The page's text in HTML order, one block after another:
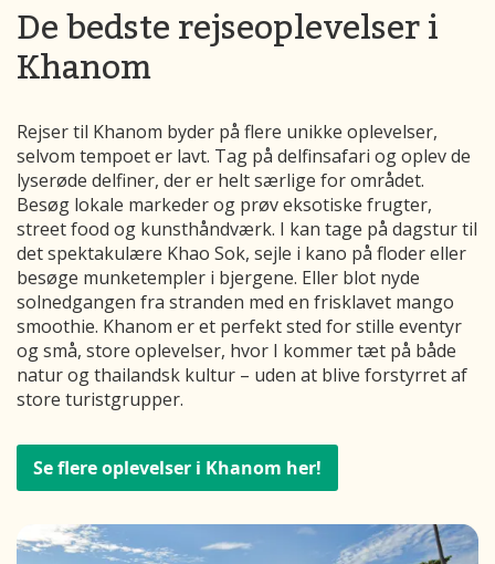
De bedste rejseoplevelser i
Khanom
Rejser til Khanom byder på flere unikke oplevelser,
selvom tempoet er lavt. Tag på delfinsafari og oplev de
lyserøde delfiner, der er helt særlige for området.
Besøg lokale markeder og prøv eksotiske frugter,
street food og kunsthåndværk. I kan tage på dagstur til
det spektakulære Khao Sok, sejle i kano på floder eller
besøge munketempler i bjergene. Eller blot nyde
solnedgangen fra stranden med en frisklavet mango
smoothie. Khanom er et perfekt sted for stille eventyr
og små, store oplevelser, hvor I kommer tæt på både
natur og thailandsk kultur – uden at blive forstyrret af
store turistgrupper.
Se flere oplevelser i Khanom her!